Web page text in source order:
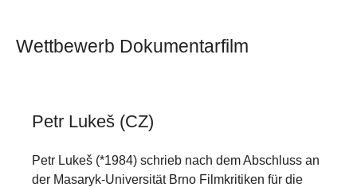
Wettbewerb Dokumentarfilm
Petr Lukeš (CZ)
Petr Lukeš (*1984) schrieb nach dem Abschluss an
der Masaryk-Universität Brno Filmkritiken für die